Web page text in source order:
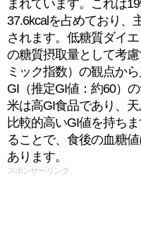
まれています。これは
37.6kcalを占めており、
されます。低糖質ダイ
の糖質摂取量として考
ミック指数）の観点か
GI（推定GI値：約60）
米は高GI食品であり、
比較的高いGI値を持ち
ることで、食後の血糖
あります。
スポンサーリンク